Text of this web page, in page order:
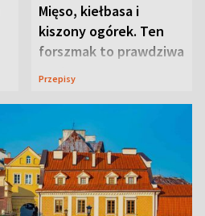
Mięso, kiełbasa i
kiszony ogórek. Ten
forszmak to prawdziwa
uczta
Przepisy